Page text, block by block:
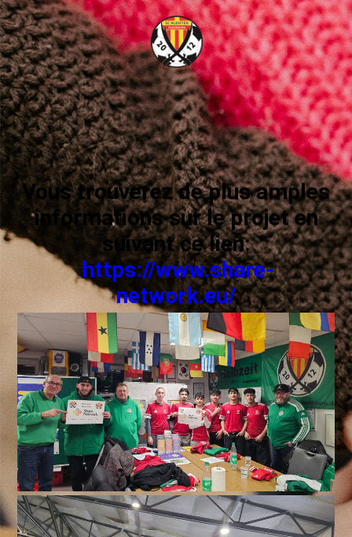
Vous trouverez de plus amples
informations sur le projet en
suivant ce lien:
https://www.share-
network.eu/